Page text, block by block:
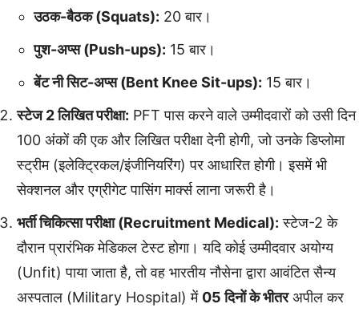
उठक-बैठक (Squats): 20 बार।
पुश-अप्स (Push-ups): 15 बार।
बेंट नी सिट-अप्स (Bent Knee Sit-ups): 15 बार।
स्टेज 2 लिखित परीक्षा: PFT पास करने वाले उम्मीदवारों को उसी दिन
100 अंकों की एक और लिखित परीक्षा देनी होगी, जो उनके डिप्लोमा
स्ट्रीम (इलेक्ट्रिकल/इंजीनियरिंग) पर आधारित होगी। इसमें भी
सेक्शनल और एग्रीगेट पासिंग मार्क्स लाना जरूरी है।
भर्ती चिकित्सा परीक्षा (Recruitment Medical): स्टेज-2 के
दौरान प्रारंभिक मेडिकल टेस्ट होगा। यदि कोई उम्मीदवार अयोग्य
(Unfit) पाया जाता है, तो वह भारतीय नौसेना द्वारा आवंटित सैन्य
अस्पताल (Military Hospital) में 05 दिनों के भीतरअपील कर